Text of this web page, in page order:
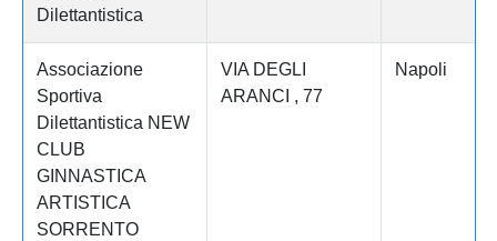
Dilettantistica
Associazione
Sportiva
Dilettantistica NEW
CLUB
GINNASTICA
ARTISTICA
SORRENTO
VIA DEGLI
ARANCI , 77
Napoli